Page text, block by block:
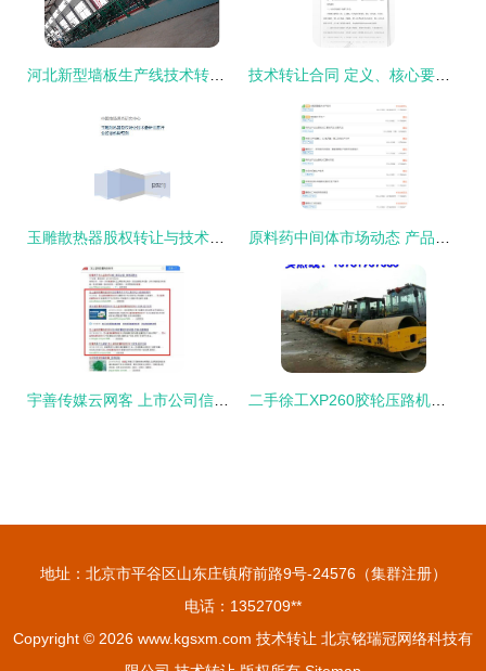
地址：北京市平谷区山东庄镇府前路9号-24576（集群注册）
电话：1352709**
Copyright © 2026 www.kgsxm.com 技术转让 北京铭瑞冠网络科技有